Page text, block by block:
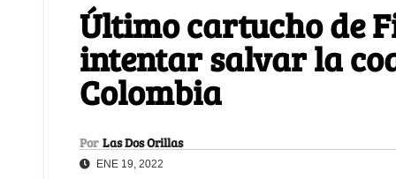
Último cartucho de
intentar salvar la
Colombia
Por Las Dos Orillas
ENE 19, 2022